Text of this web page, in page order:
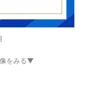
をみる▼